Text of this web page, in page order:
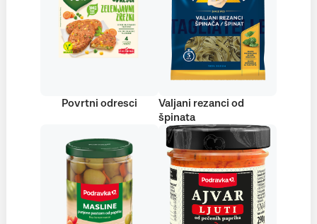
Povrtni odresci
Valjani rezanci od
špinata